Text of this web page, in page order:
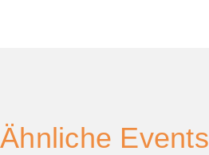
Ähnliche Events